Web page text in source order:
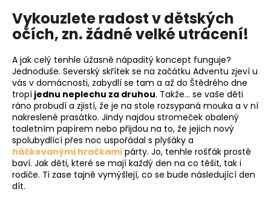
Vykouzlete radost v dětských
očích, zn. žádné velké utrácení!
A jak celý tenhle úžasně nápaditý koncept funguje?
Jednoduše. Severský skřítek se na začátku Adventu zjeví u
vás v domácnosti, zabydlí se tam a až do Štědrého dne
tropí jednu neplechu za druhou. Takže… se vaše děti
ráno probudí a zjistí, že je na stole rozsypaná mouka a v ní
nakreslené prasátko. Jindy najdou stromeček obalený
toaletním papírem nebo přijdou na to, že jejich nový
spolubydlící přes noc uspořádal s plyšáky a
háčkovanými hračkami párty. Jo, tenhle rošťák prostě
baví. Jak děti, které se mají každý den na co těšit, tak i
rodiče. Ti zase tajně vymýšlejí, co se bude následující den
dít.